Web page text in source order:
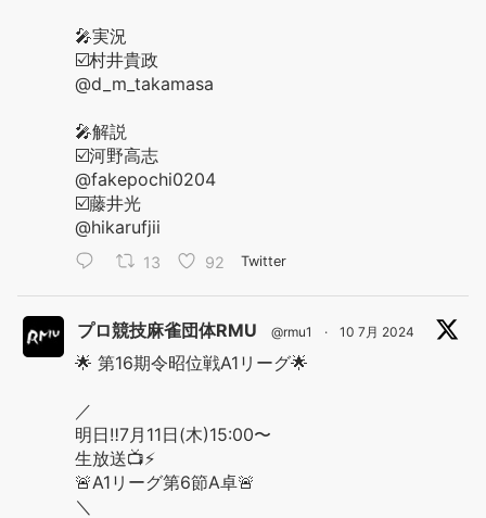
🎤実況
☑️村井貴政
@d_m_takamasa
🎤解説
☑️河野高志
@fakepochi0204
☑️藤井光
@hikarufjii
13 92 Twitter
プロ競技麻雀団体RMU @rmu1 · 10 7月 2024
🌟 第16期令昭位戦A1リーグ🌟
／
明日‼️7月11日(木)15:00〜
生放送📺⚡️
🚨A1リーグ第6節A卓🚨
＼